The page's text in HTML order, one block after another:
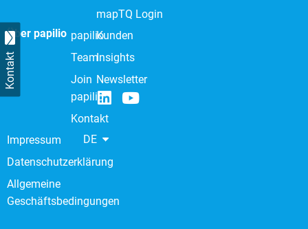
mapTQ Login
Über papilio papilio
Team
Join
papilio
Kontakt
Kunden
Insights
Newsletter
Impressum
Datenschutzerklärung
Allgemeine
Geschäftsbedingungen
DE
Kontakt